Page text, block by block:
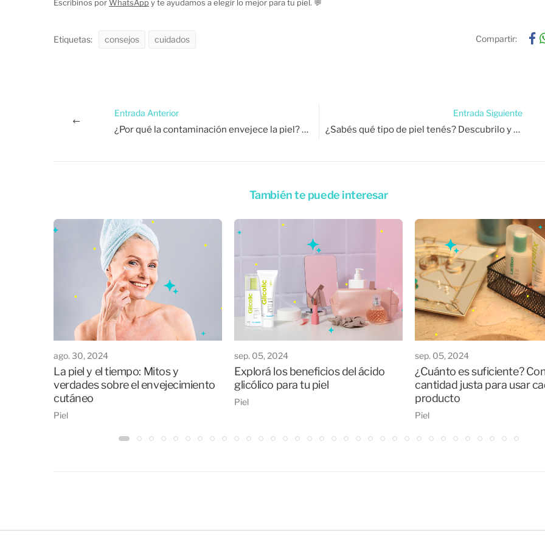
Escribinos porWhatsApp y te ayudamos a elegir lo mejor para tu piel. 💬
Etiquetas: consejos cuidados Compartir:
Entrada Anterior
¿Por qué la contaminación envejece la piel? Cómo protegerte del daño ambiental.
Entrada Siguiente
¿Sabés qué tipo de piel tenés? Descubrilo y combatí el acné con la rutina ideal para vos.
También te puede interesar
ago. 30, 2024
La piel y el tiempo: Mitos y
verdades sobre el envejecimiento
cutáneo
Piel
sep. 05, 2024
Explorá los beneficios del ácido
glicólico para tu piel
Piel
sep. 05, 2024
¿Cuánto es suficiente?
cantidad justa para usar
producto
Piel